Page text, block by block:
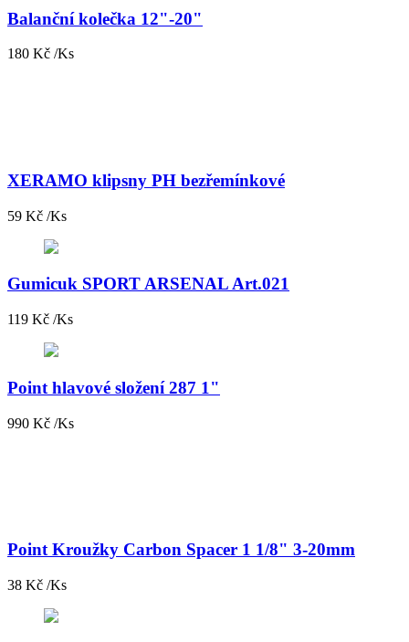
Balanční kolečka 12"-20"
180 Kč /Ks
XERAMO klipsny PH bezřemínkové
59 Kč /Ks
Gumicuk SPORT ARSENAL Art.021
119 Kč /Ks
Point hlavové složení 287 1"
990 Kč /Ks
Point Kroužky Carbon Spacer 1 1/8" 3-20mm
38 Kč /Ks